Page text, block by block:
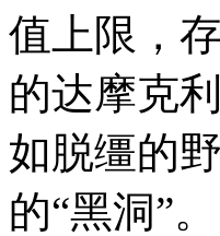
值上限，
的达摩克
如脱缰的
的“黑洞”。